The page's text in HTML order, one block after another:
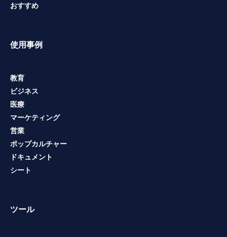
おすすめ
使用事例
教育
ビジネス
医療
マーケティング
営業
ポップカルチャー
ドキュメント
シート
ツール